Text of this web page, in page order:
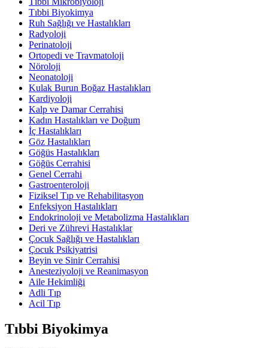
Tıbbi Biyokimya
Ruh Sağlığı ve Hastalıkları
Radyoloji
Perinatoloji
Ortopedi ve Travmatoloji
Nöroloji
Neonatoloji
Kulak Burun Boğaz Hastalıkları
Kardiyoloji
Kalp ve Damar Cerrahisi
Kadın Hastalıkları ve Doğum
İç Hastalıkları
Göz Hastalıkları
Göğüs Hastalıkları
Göğüs Cerrahisi
Genel Cerrahi
Gastroenteroloji
Fiziksel Tıp ve Rehabilitasyon
Enfeksiyon Hastalıkları
Endokrinoloji ve Metabolizma Hastalıkları
Deri ve Zührevi Hastalıklar
Çocuk Sağlığı ve Hastalıkları
Çocuk Psikiyatrisi
Beyin ve Sinir Cerrahisi
Anesteziyoloji ve Reanimasyon
Aile Hekimliği
Adli Tıp
Acil Tıp
Tıbbi Biyokimya